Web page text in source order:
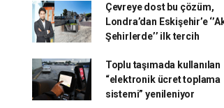
Çevreye dost bu çözüm,
Londra’dan Eskişehir’e
Şehirlerde’’ ilk tercih
Toplu taşımada kullanılan
“elektronik ücret toplama
sistemi” yenileniyor